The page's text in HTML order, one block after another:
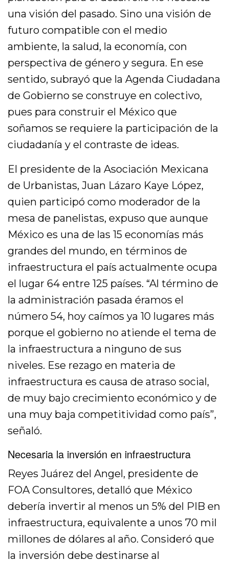
una visión del pasado. Sino una visión de
futuro compatible con el medio
ambiente, la salud, la economía, con
perspectiva de género y segura. En ese
sentido, subrayó que la Agenda Ciudadana
de Gobierno se construye en colectivo,
pues para construir el México que
soñamos se requiere la participación de la
ciudadanía y el contraste de ideas.
El presidente de la Asociación Mexicana
de Urbanistas, Juan Lázaro Kaye López,
quien participó como moderador de la
mesa de panelistas, expuso que aunque
México es una de las 15 economías más
grandes del mundo, en términos de
infraestructura el país actualmente ocupa
el lugar 64 entre 125 países. “Al término de
la administración pasada éramos el
número 54, hoy caímos ya 10 lugares más
porque el gobierno no atiende el tema de
la infraestructura a ninguno de sus
niveles. Ese rezago en materia de
infraestructura es causa de atraso social,
de muy bajo crecimiento económico y de
una muy baja competitividad como país”,
señaló.
Necesaria la inversión en infraestructura
Reyes Juárez del Angel, presidente de
FOA Consultores, detalló que México
debería invertir al menos un 5% del PIB en
infraestructura, equivalente a unos 70 mil
millones de dólares al año. Consideró que
la inversión debe destinarse al